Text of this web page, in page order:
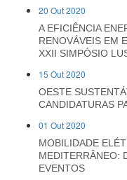
20 Out 2020
A EFICIÊNCIA
RENOVÁVEIS EM
XXII SIMPÓSIO
15 Out 2020
OESTE
CANDIDATURAS
01 Out 2020
MOBILIDADE
MEDITERRÂNEO:
EVENTOS